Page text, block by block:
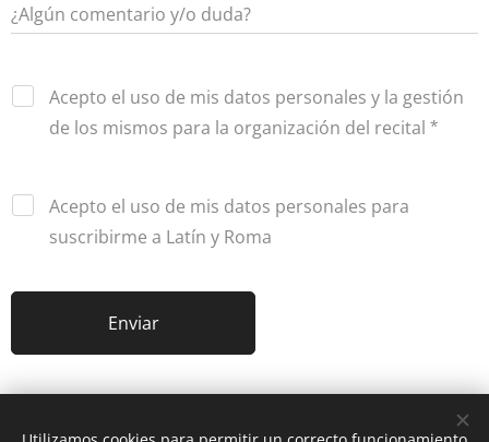
¿Algún comentario y/o duda?
Acepto el uso de mis datos personales y la gestión
de los mismos para la organización del recital
Acepto el uso de mis datos personales para
suscribirme a Latín y Roma
Enviar